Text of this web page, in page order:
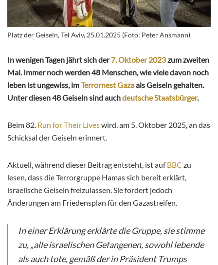
Platz der Geiseln, Tel Aviv, 25.01.2025 (Foto: Peter Ansmann)
In wenigen Tagen jährt sich der7. Oktober 2023zum zweiten
Mal. Immer noch werden 48 Menschen, wie viele davon noch
leben ist ungewiss, imTerrornest Gazaals Geiseln gehalten.
Unter diesen 48 Geiseln sind auchdeutsche Staatsbürger.
Beim 82. Run for Their Liveswird, am 5. Oktober 2025, an das
Schicksal der Geiseln erinnert.
Aktuell, während dieser Beitrag entsteht, ist aufBBC zu
lesen, dass die Terrorgruppe Hamas sich bereit erklärt,
israelische Geiseln freizulassen. Sie fordert jedoch
Änderungen am Friedensplan für den Gazastreifen.
In einer Erklärung erklärte die Gruppe, sie stimme
zu, „alle israelischen Gefangenen, sowohl lebende
als auch tote, gemäß der in Präsident Trumps